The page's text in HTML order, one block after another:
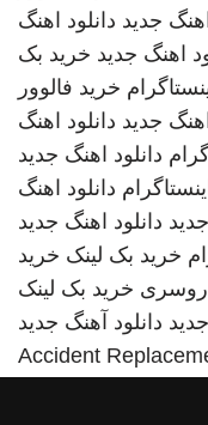
جدید دانلود اهنگ
اهنگ جدید خرید بک
خرید فالوور
جدید دانلود اهنگ
دانلود اهنگ جدید
دانلود اهنگ
دانلود اهنگ جدید
خرید بک لینک خرید
روسری خرید بک لینک
دانلود آهنگ جدید
Accident